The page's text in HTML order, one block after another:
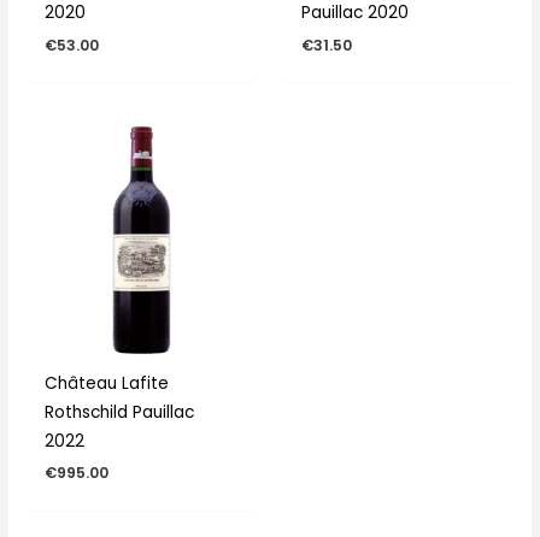
2020
€53.00
Pauillac 2020
€31.50
Château Lafite
Rothschild Pauillac
2022
€995.00